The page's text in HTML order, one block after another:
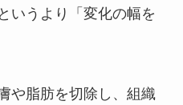
いうより「変化の幅を
や脂肪を切除し、組織